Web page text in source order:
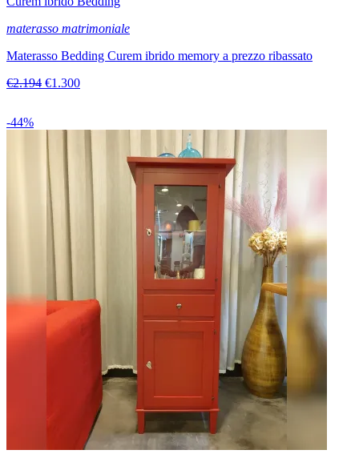
materasso matrimoniale
Materasso Bedding Curem ibrido memory a prezzo ribassato
€2.194 €1.300
-44%